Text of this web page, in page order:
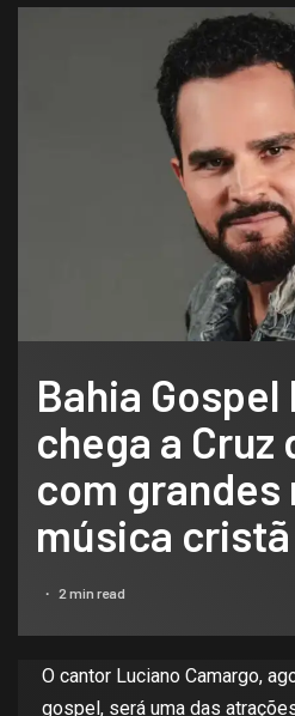
Bahia
chega a Cruz
com grandes
música cristã
2 min read
O cantor Luciano Camargo,
gospel, será uma das